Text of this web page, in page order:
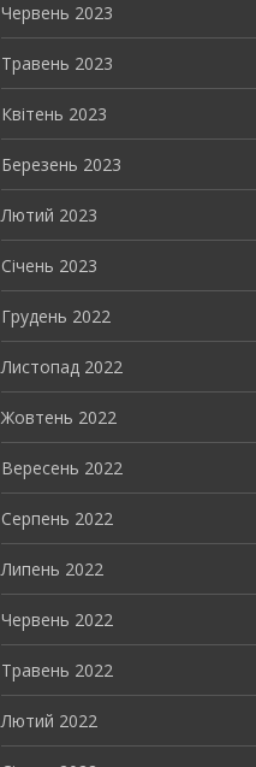
Червень 2023
Травень 2023
Квітень 2023
Березень 2023
Лютий 2023
Січень 2023
Грудень 2022
Листопад 2022
Жовтень 2022
Вересень 2022
Серпень 2022
Липень 2022
Червень 2022
Травень 2022
Лютий 2022